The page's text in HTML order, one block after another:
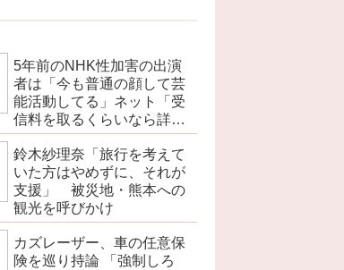
5年前のNHK性加害の出演
者は「今も普通の顔して芸
能活動してる」ネット「受
信料を取るくらいなら詳細
を伝えよ」
鈴木紗理奈「旅行を考えて
いた方はやめずに、それが
支援」 被災地・熊本への
観光を呼びかけ
カズレーザー、車の任意保
険を巡り持論 「強制しろ